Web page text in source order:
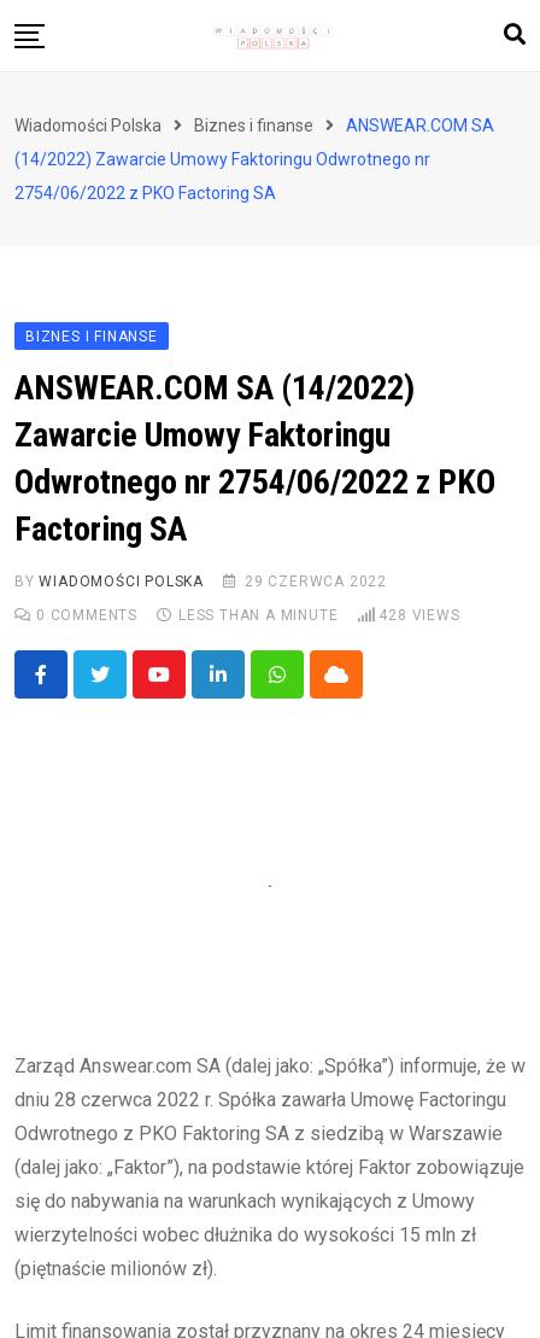
to
Zdrowie i styl życia
Polityka i społeczeństwo
Wiadomości Polska Biznes i finanse
ANSWEAR.COM SA
(14/2022) Zawarcie Umowy Faktoringu Odwrotnego nr
2754/06/2022 z PKO Factoring SA
BIZNES I FINANSE
ANSWEAR.COM SA (14/2022)
Zawarcie Umowy Faktoringu
Odwrotnego nr 2754/06/2022 z PKO
Factoring SA
BYWIADOMOŚCI POLSKA
29 CZERWCA 2022
0 COMMENTS LESS THAN A MINUTE 428 VIEWS
YoutubeLinkedInWhatsappCloud
Zarząd Answear.com SA (dalej jako: „Spółka”) informuje, że w
dniu 28 czerwca 2022 r. Spółka zawarła Umowę Factoringu
Odwrotnego z PKO Faktoring SA z siedzibą w Warszawie
(dalej jako: „Faktor”), na podstawie której Faktor zobowiązuje
się do nabywania na warunkach wynikających z Umowy
wierzytelności wobec dłużnika do wysokości 15 mln zł
(piętnaście milionów zł).
Limit finansowania został przyznany na okres 24 miesięcy